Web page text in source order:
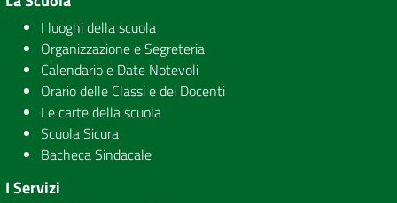
I luoghi della scuola
Organizzazione e Segreteria
Calendario e Date Notevoli
Orario delle Classi e dei Docenti
Le carte della scuola
Scuola Sicura
Bacheca Sindacale
I Servizi